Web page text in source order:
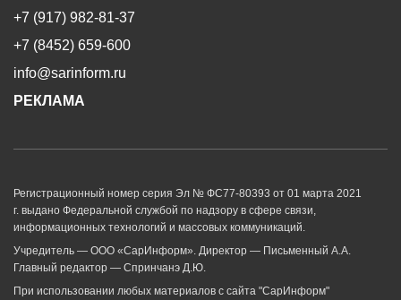
+7 (917) 982-81-37
+7 (8452) 659-600
info@sarinform.ru
РЕКЛАМА
Регистрационный номер серия Эл № ФС77-80393 от 01 марта 2021
г. выдано Федеральной службой по надзору в сфере связи,
информационных технологий и массовых коммуникаций.
Учредитель — ООО «СарИнформ». Директор — Письменный А.А.
Главный редактор — Спринчанэ Д.Ю.
При использовании любых материалов с сайта "СарИнформ"